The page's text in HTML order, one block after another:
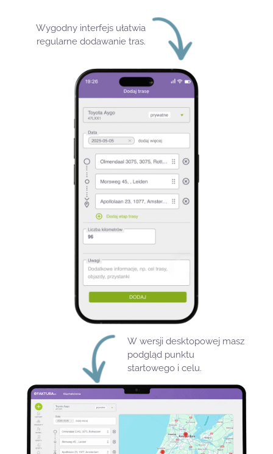
Wygodny interfejs ułatwia
regularne dodawanie tras.
W wersji desktopowej masz
podgląd punktu
startowego i celu.